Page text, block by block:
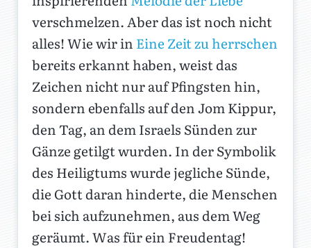
verschmelzen. Aber das ist noch nicht
alles! Wie wir in Eine Zeit zu herrschen
bereits erkannt haben, weist das
Zeichen nicht nur auf Pfingsten hin,
sondern ebenfalls auf den Jom Kippur,
den Tag, an dem Israels Sünden zur
Gänze getilgt wurden. In der Symbolik
des Heiligtums wurde jegliche Sünde,
die Gott daran hinderte, die Menschen
bei sich aufzunehmen, aus dem Weg
geräumt. Was für ein Freudentag!